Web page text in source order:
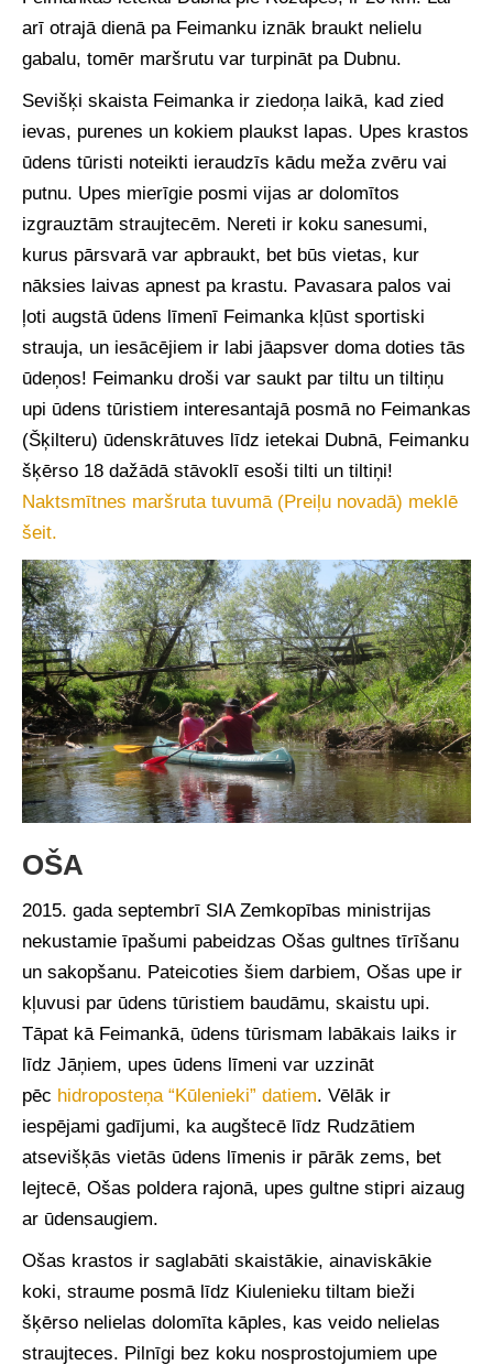
arī otrajā dienā pa Feimanku iznāk braukt nelielu
gabalu, tomēr maršrutu var turpināt pa Dubnu.
Sevišķi skaista Feimanka ir ziedoņa laikā, kad zied
ievas, purenes un kokiem plaukst lapas. Upes krastos
ūdens tūristi noteikti ieraudzīs kādu meža zvēru vai
putnu. Upes mierīgie posmi vijas ar dolomītos
izgrauztām straujtecēm. Nereti ir koku sanesumi,
kurus pārsvarā var apbraukt, bet būs vietas, kur
nāksies laivas apnest pa krastu. Pavasara palos vai
ļoti augstā ūdens līmenī Feimanka kļūst sportiski
strauja, un iesācējiem ir labi jāapsver doma doties tās
ūdeņos! Feimanku droši var saukt par tiltu un tiltiņu
upi ūdens tūristiem interesantajā posmā no Feimankas
(Šķilteru) ūdenskrātuves līdz ietekai Dubnā, Feimanku
šķērso 18 dažādā stāvoklī esoši tilti un tiltiņi!
Naktsmītnes maršruta tuvumā (Preiļu novadā) meklē
šeit.
OŠA
2015. gada septembrī SIA Zemkopības ministrijas
nekustamie īpašumi pabeidzas Ošas gultnes tīrīšanu
un sakopšanu. Pateicoties šiem darbiem, Ošas upe ir
kļuvusi par ūdens tūristiem baudāmu, skaistu upi.
Tāpat kā Feimankā, ūdens tūrismam labākais laiks ir
līdz Jāņiem, upes ūdens līmeni var uzzināt
pēc hidroposteņa “Kūlenieki” datiem. Vēlāk ir
iespējami gadījumi, ka augštecē līdz Rudzātiem
atsevišķās vietās ūdens līmenis ir pārāk zems, bet
lejtecē, Ošas poldera rajonā, upes gultne stipri aizaug
ar ūdensaugiem.
Ošas krastos ir saglabāti skaistākie, ainaviskākie
koki, straume posmā līdz Kiulenieku tiltam bieži
šķērso nelielas dolomīta kāples, kas veido nelielas
straujteces. Pilnīgi bez koku nosprostojumiem upe